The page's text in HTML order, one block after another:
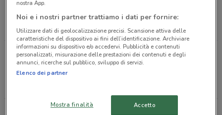
retrò e dall’audio ad alta risoluzione.
Non perderti i modelliAirPods 2022 in offerta e scegli le cuffie
migliori per te.
Volantini e cataloghi per città
MONTEROTONDO
nostra App.
Noi e i nostri partner trattiamo i dati per fornire:
Utilizzare dati di geolocalizzazione precisi. Scansione attiva delle
caratteristiche del dispositivo ai fini dell’identificazione. Archiviare
informazioni su dispositivo e/o accedervi. Pubblicità e contenuti
personalizzati, misurazione delle prestazioni dei contenuti e degli
annunci, ricerche sul pubblico, sviluppo di servizi.
Elenco dei partner
Mostra finalità Accetto